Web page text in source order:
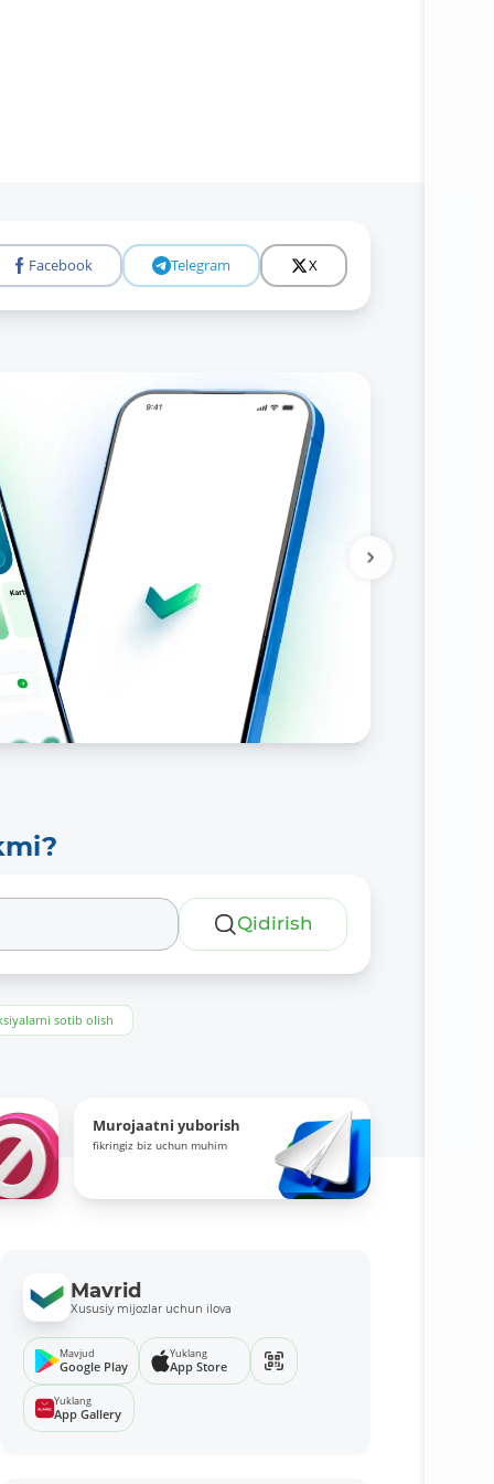
Facebook Telegram X
Qidirish
sotib olish
Murojaatni yuborish
fikringiz biz uchun muhim
Mavrid
Xususiy mijozlar uchun ilova
Mavjud
Google Play
Yuklang
App Store
Yuklang
App Gallery